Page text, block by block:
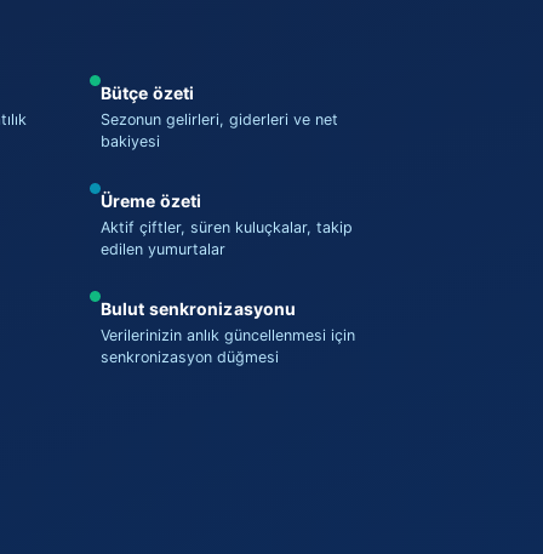
Bütçe özeti
Sezonun gelirleri, giderleri ve net
bakiyesi
Üreme özeti
Aktif çiftler, süren kuluçkalar, takip
edilen yumurtalar
Bulut senkronizasyonu
Verilerinizin anlık güncellenmesi için
senkronizasyon düğmesi